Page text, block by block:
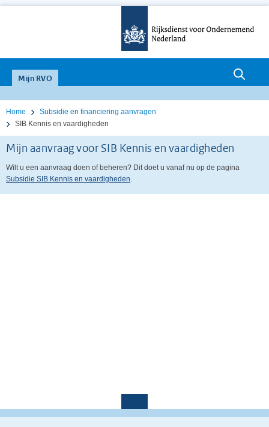
Mijn RVO
Home
Subsidie en financiering aanvragen
SIB Kennis en vaardigheden
Mijn aanvraag voor SIB Kennis en vaardigheden
Wilt u een aanvraag doen of beheren? Dit doet u vanaf nu op de pagina
Subsidie SIB Kennis en vaardigheden